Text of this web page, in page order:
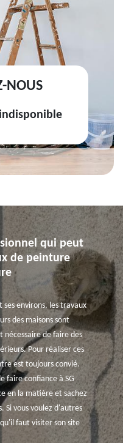
NOUS
indisponible
qui peut
de peinture
ses environs, les travaux
des maisons sont
nécessaire de faire des
Pour réaliser ces
est toujours convié.
faire confiance à SG
en la matière et sachez
Si vous voulez d'autres
faut visiter son site